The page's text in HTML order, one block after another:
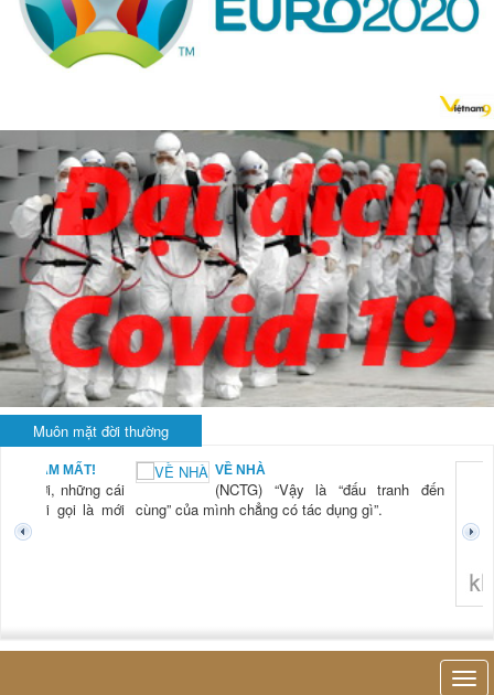
Muôn mặt đời thường
VỀ NHÀ
(NCTG) “Vậy là “đấu tranh đến
mình chẳng có tác dụng gì”.
tiên
nhỏ